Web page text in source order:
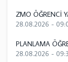
ZMO ÖĞRENCİ
28.08.2026 -
PLANLAMA
28.08.2026 -